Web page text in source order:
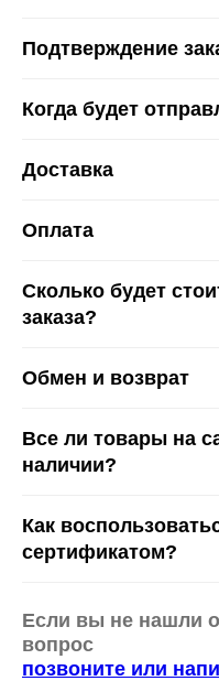
Подтверждение
Когда будет
Доставка
Оплата
Сколько будет
заказа?
Обмен и возврат
Все ли товары на
наличии?
Как
сертификатом?
Если вы не нашли
вопрос
позвоните или